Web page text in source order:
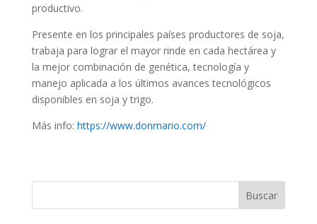
productivo.
Presente en los principales países productores de soja,
trabaja para lograr el mayor rinde en cada hectárea y
la mejor combinación de genética, tecnología y
manejo aplicada a los últimos avances tecnológicos
disponibles en soja y trigo.
Más info: https://www.donmario.com/